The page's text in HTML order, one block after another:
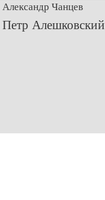
Александр Чанцев
​Петр